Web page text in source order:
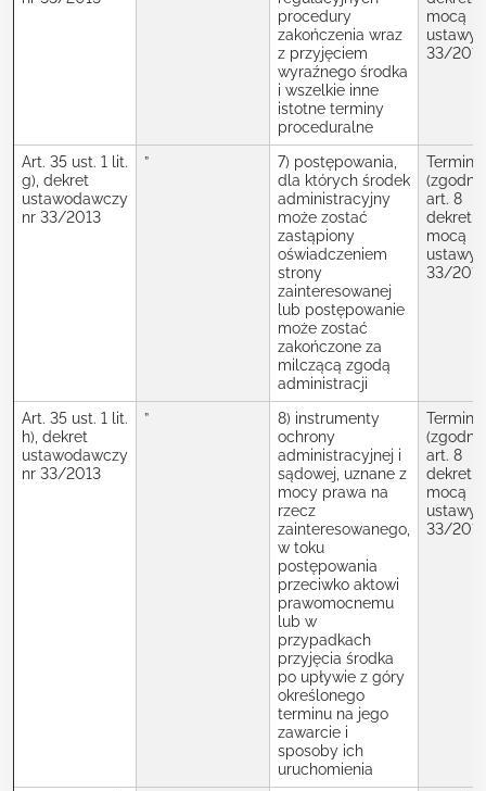
procedury
zakończenia wraz
z przyjęciem
wyraźnego środka
i wszelkie inne
istotne terminy
proceduralne
mocą
ustawy
33/
Art. 35 ust. 1 lit.
g), dekret
ustawodawczy
nr 33/2013
”
7) postępowania,
dla których środek
administracyjny
może zostać
zastąpiony
oświadczeniem
strony
zainteresowanej
lub postępowanie
może zostać
zakończone za
milczącą zgodą
administracji
art. 8
dekretu
mocą
ustawy
33/
Art. 35 ust. 1 lit.
h), dekret
ustawodawczy
nr 33/2013
”
8) instrumenty
ochrony
administracyjnej i
sądowej, uznane z
mocy prawa na
rzecz
zainteresowanego,
w toku
postępowania
przeciwko aktowi
prawomocnemu
lub w
przypadkach
przyjęcia środka
po upływie z góry
określonego
terminu na jego
zawarcie i
sposoby ich
uruchomienia
art. 8
dekretu
mocą
ustawy
33/